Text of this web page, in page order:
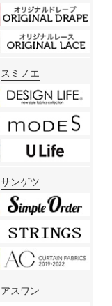
スミノエ
サンゲツ
アスワン